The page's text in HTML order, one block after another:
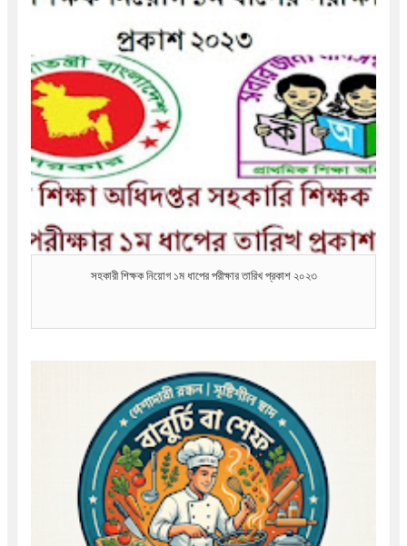
সহকারী শিক্ষক নিয়োগ ১ম ধাপের পরীক্ষার তারিখ প্রকাশ ২০২৩